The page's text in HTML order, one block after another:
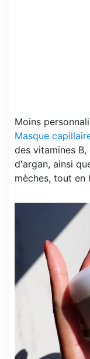
Moins
Masque
des vitamines
d'argan, ainsi
mèches, tout en